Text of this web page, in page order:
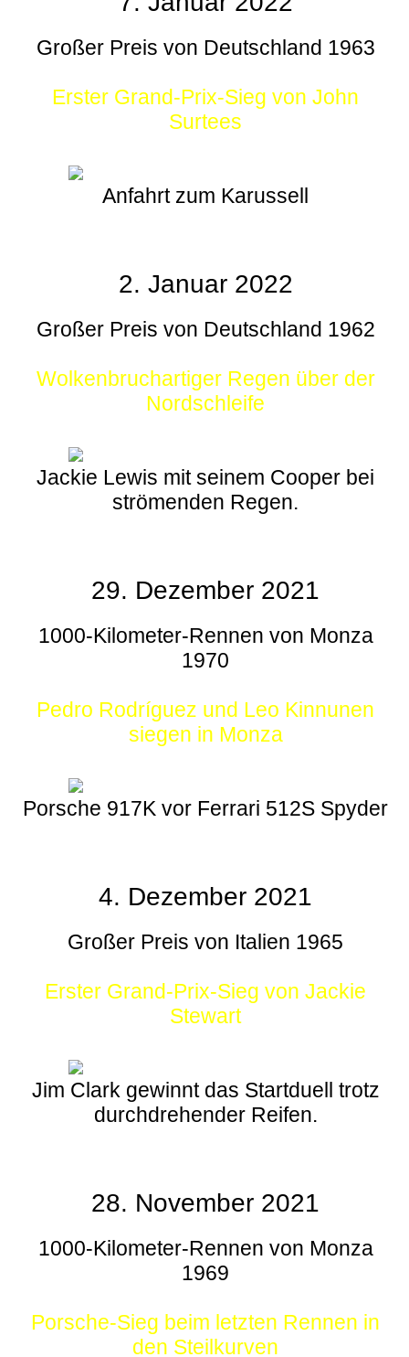
Großer Preis von Deutschland 1963
Erster Grand-Prix-Sieg von John
Surtees
Anfahrt zum Karussell
2. Januar 2022
Großer Preis von Deutschland 1962
Wolkenbruchartiger Regen über der
Nordschleife
Jackie Lewis mit seinem Cooper bei
strömenden Regen.
29. Dezember 2021
1000-Kilometer-Rennen von Monza
1970
Pedro Rodríguez und Leo Kinnunen
siegen in Monza
Porsche 917K vor Ferrari 512S Spyder
4. Dezember 2021
Großer Preis von Italien 1965
Erster Grand-Prix-Sieg von Jackie
Stewart
Jim Clark gewinnt das Startduell trotz
durchdrehender Reifen.
28. November 2021
1000-Kilometer-Rennen von Monza
1969
Porsche-Sieg beim letzten Rennen in
den Steilkurven